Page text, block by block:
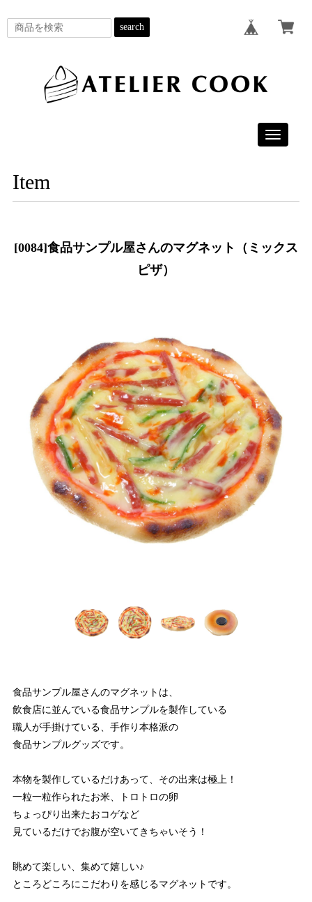
search
Toggle
Item
[0084]食品サンプル屋さんのマグネット（ミックス
ピザ）
食品サンプル屋さんのマグネットは、
飲食店に並んでいる食品サンプルを製作している
職人が手掛けている、手作り本格派の
食品サンプルグッズです。
本物を製作しているだけあって、その出来は極上！
一粒一粒作られたお米、トロトロの卵
ちょっぴり出来たおコゲなど
見ているだけでお腹が空いてきちゃいそう！
眺めて楽しい、集めて嬉しい♪
ところどころにこだわりを感じるマグネットです。